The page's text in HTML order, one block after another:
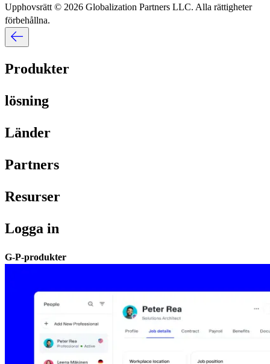
Upphovsrätt © 2026 Globalization Partners LLC. Alla rättigheter
förbehållna.​​
Produkter​​
lösning​​
Länder​​
Partners​​
Resurser​​
Logga in​​
G-P-produkter​​